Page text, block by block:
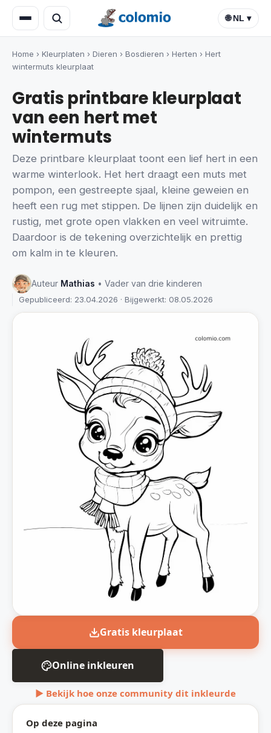
🌐 NL ▾
Home › Kleurplaten › Dieren › Bosdieren › Herten › Hert
wintermuts kleurplaat
Gratis printbare kleurplaat
van een hert met
wintermuts
Deze printbare kleurplaat toont een lief hert in een
warme winterlook. Het hert draagt een muts met
pompon, een gestreepte sjaal, kleine geweien en
heeft een rug met stippen. De lijnen zijn duidelijk en
rustig, met grote open vlakken en veel witruimte.
Daardoor is de tekening overzichtelijk en prettig
om kalm in te kleuren.
Auteur Mathias • Vader van drie kinderen
Gepubliceerd: 23.04.2026 · Bijgewerkt: 08.05.2026
Op deze pagina
Gratis kleurplaat
Online inkleuren
▶ Bekijk hoe onze community dit inkleurde